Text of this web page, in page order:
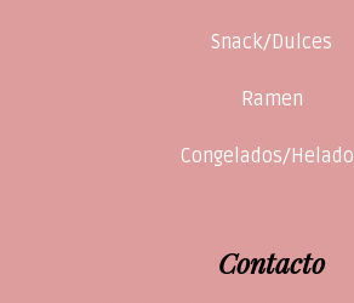
Snack/Dulces
Ramen
Congelados/
Contacto